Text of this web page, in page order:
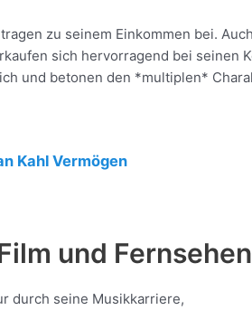
zu seinem Einkommen bei.
sich hervorragend bei seinen
und betonen den *multiplen*
Kahl Vermögen
und Fernsehen
durch seine Musikkarriere,